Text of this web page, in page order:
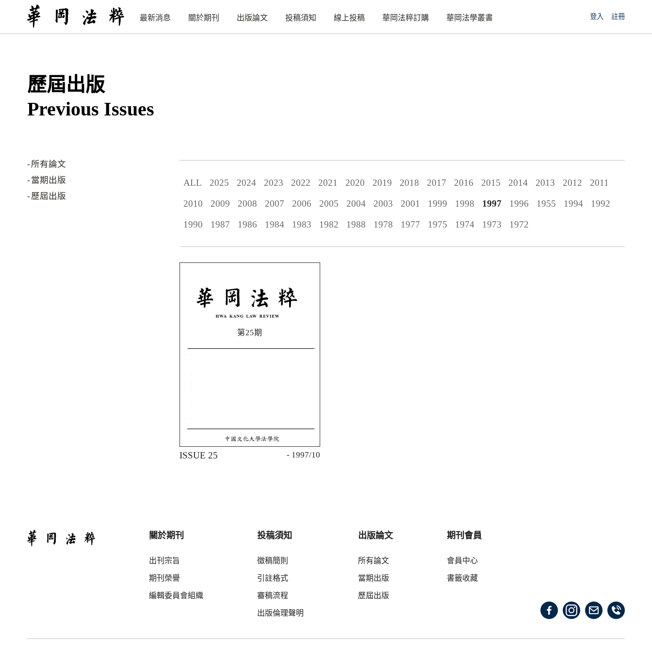
最新消息 關於期刊 出版論文 投稿須知 線上投稿 華岡法粹訂購 華岡法學叢書 登入 註冊
歷屆出版
Previous Issues
所有論文
當期出版
歷屆出版
ALL 2025 2024 2023 2022 2021 2020 2019 2018 2017 2016 2015 2014 2013 2012 2011
2010 2009 2008 2007 2006 2005 2004 2003 2001 1999 1998 1997 1996 1955 1994 1992
1990 1987 1986 1984 1983 1982 1988 1978 1977 1975 1974 1973 1972
第25期
ISSUE 25 - 1997/10
關於期刊
出刊宗旨
期刊榮譽
編輯委員會組織
投稿須知
徵稿簡則
引註格式
審稿流程
出版倫理聲明
出版論文
所有論文
當期出版
歷屆出版
期刊會員
會員中心
書籤收藏